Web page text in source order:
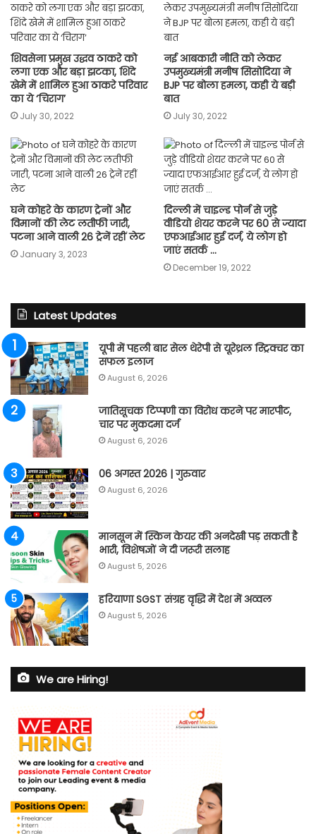
शिवसेना प्रमुख उद्धव ठाकरे को
लगा एक और बड़ा झटका, शिंदे
खेमे में शामिल हुआ ठाकरे परिवार
का ये ‘चिराग’
July 30, 2022
नई आबकारी नीति को लेकर
उपमुख्यमंत्री मनीष सिसोदिया ने
BJP पर बोला हमला, कही ये बड़ी
बात
July 30, 2022
घने कोहरे के कारण ट्रेनों और
विमानों की लेट लतीफी जारी,
पटना आने वाली 26 ट्रेनें रहीं लेट
January 3, 2023
दिल्ली में चाइल्ड पोर्न से जुड़े
वीडियो शेयर करने पर 60 से ज्यादा
एफआईआर हुई दर्ज, ये लोग हो
जाएं सतर्क …
December 19, 2022
Latest Updates
यूपी में पहली बार सेल थेरेपी से यूरेथ्रल स्ट्रिक्चर का
सफल इलाज
August 6, 2026
जातिसूचक टिप्पणी का विरोध करने पर मारपीट,
चार पर मुकदमा दर्ज
August 6, 2026
06 अगस्त 2026 | गुरुवार
August 6, 2026
मानसून में स्किन केयर की अनदेखी पड़ सकती है
भारी, विशेषज्ञों ने दी जरूरी सलाह
August 5, 2026
हरियाणा SGST संग्रह वृद्धि में देश में अव्वल
August 5, 2026
We are Hiring!